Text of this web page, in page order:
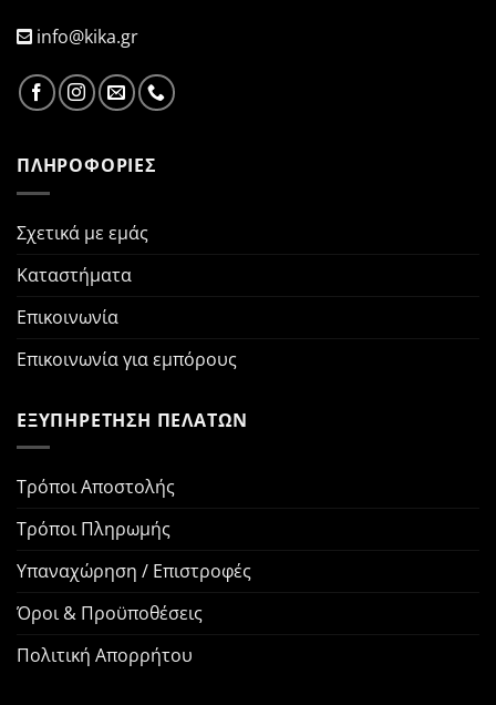
info@kika.gr
ΠΛΗΡΟΦΟΡΙΕΣ
Σχετικά με εμάς
Καταστήματα
Επικοινωνία
Επικοινωνία για εμπόρους
ΕΞΥΠΗΡΕΤΗΣΗ ΠΕΛΑΤΩΝ
Τρόποι Αποστολής
Τρόποι Πληρωμής
Υπαναχώρηση / Επιστροφές
Όροι & Προϋποθέσεις
Πολιτική Απορρήτου